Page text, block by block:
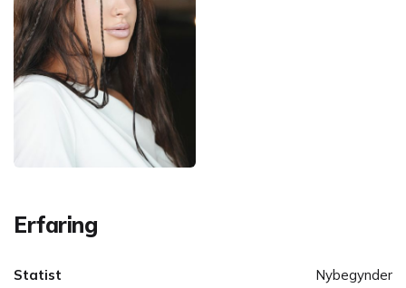
Erfaring
Statist Nybegynder